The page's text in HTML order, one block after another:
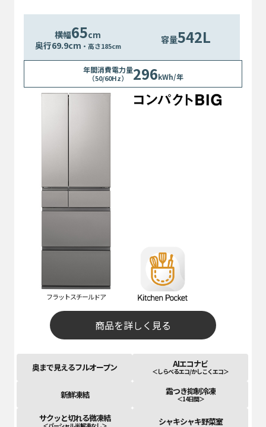
横幅65cm
奥行69.9cm ・高さ185cm
容量542L
年間消費電力量
（50/60Hz） 296kWh/年
フラットスチールドア
商品を詳しく見る
奥まで見えるフルオープン AIエコナビ
＜しらべるエコ/かしこくエコ＞
新鮮凍結 霜つき抑制冷凍
＜14日間＞
サクッと切れる微凍結 シャキシャキ野菜室